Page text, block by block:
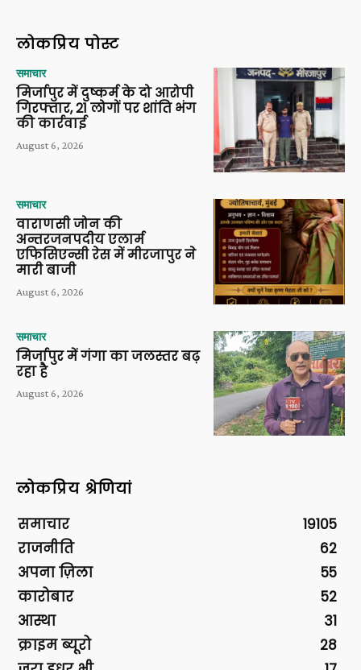
लोकप्रिय पोस्ट
समाचार
मिर्जापुर में दुष्कर्म के दो आरोपी
गिरफ्तार, 21 लोगों पर शांति भंग
की कार्रवाई
August 6, 2026
समाचार
वाराणसी जोन की
अन्तरजनपदीय एलार्म
एफिसिएन्सी रेस में मीरजापुर ने
मारी बाजी
August 6, 2026
समाचार
मिर्जापुर में गंगा का जलस्तर बढ़
रहा है
August 6, 2026
लोकप्रिय श्रेणियां
समाचार
19105
राजनीति
62
अपना ज़िला
55
कारोबार
52
आस्था
31
क्राइम ब्यूरो
28